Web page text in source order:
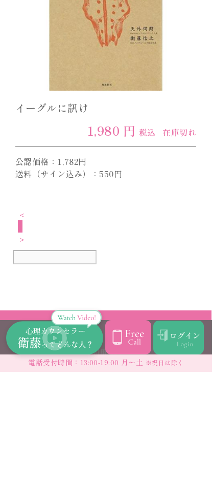
イーグルに訊け
1,980 円 税込 在庫切れ
公認価格：1,782円
送料（サイン込み）：550円
＜
＞
利用規約
電話受付時間：13:00-19:00 月〜土 ※祝日は除く